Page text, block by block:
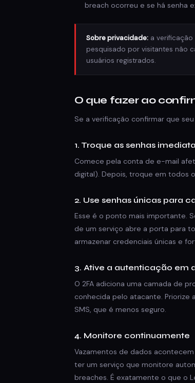
breach ocorreu e se há senha
Sobre privacidade: a
pesquisado por visitantes não
usuários registrados.
O que fazer ao
Se a verificação confirmar que
1. Troque as senhas
Comece pela conta de e-mail
digital). Depois, troque em todos
2. Use senhas únicas para
Esse é o ponto mais importante.
de um serviço abre a porta para
armazenar credenciais únicas e
3. Ative a autenticação em
O 2FA adiciona uma camada de
conhecida pelo atacante.
SMS, que é menos seguro.
4. Monitore continuamente
Vazamentos de dados
ter um serviço que monitore
breaches. É exatamente o que o